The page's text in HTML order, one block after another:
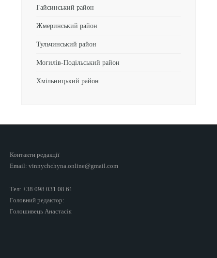
Гайсинський район
Жмеринський район
Тульчинський район
Могилів-Подільський район
Хмільницький район
Контакти редакції
Email: vinnychchyna.online@gmail.com
Тел: +38 098 031 08 61
Головний редактор:
Голошивець Анастасія